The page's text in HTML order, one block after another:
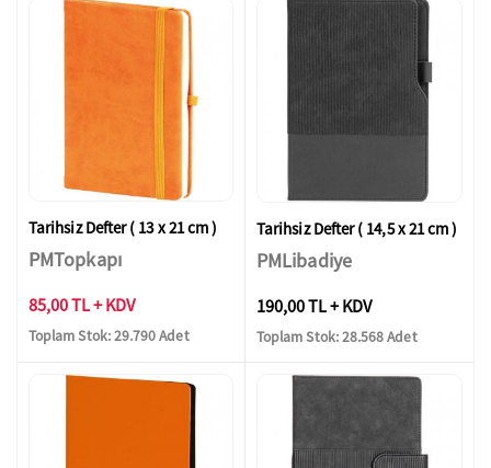
Tarihsiz Defter ( 13 x 21 cm )
PMTopkapı
85,00 TL + KDV
Toplam Stok: 29.790 Adet
Tarihsiz Defter ( 14,5 x 21 cm )
PMLibadiye
190,00 TL + KDV
Toplam Stok: 28.568 Adet